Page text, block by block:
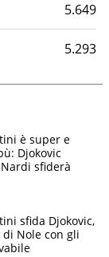
5.649
5.293
è super e
Djokovic
sfiderà
sfida Djokovic,
Nole con gli